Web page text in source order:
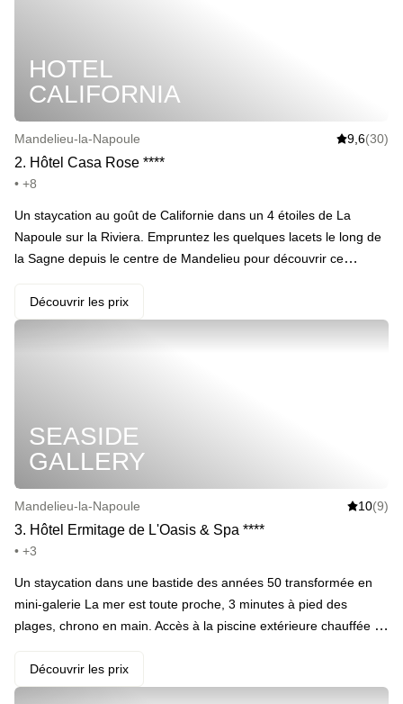
HOTEL
CALIFORNIA
Mandelieu-la-Napoule 9,6(30)
2. Hôtel Casa Rose ****
• +8
Un staycation au goût de Californie dans un 4 étoiles de La
Napoule sur la Riviera. Empruntez les quelques lacets le long de
la Sagne depuis le centre de Mandelieu pour découvrir ce
attention au jetlag. · Votre programme : On se met tout de suite
dans l’ambiance avec une balade à vélo le long de la Sagne et de
babyfoot géant à l’extérieur, golazo et barres de rires garantis. ·
Les addons : Des vélos électriques si vous avez besoin
d’assistance, une voiture électrique, une box muy caliente à
massages et même la possibilité de venir avec votre petite boule
de poil.
Découvrir les prix
SEASIDE
GALLERY
Mandelieu-la-Napoule 10(9)
3. Hôtel Ermitage de L'Oasis & Spa ****
• +3
Un staycation dans une bastide des années 50 transformée en
mini-galerie La mer est toute proche, 3 minutes à pied des
plages, chrono en main. Accès à la piscine extérieure chauffée de
Domaine de Barbossi et petit-déjeuner buffet. Côté table, un
bistrot posé face à la mer, ouvert en saison, qui déroule une
Découvrir les prix